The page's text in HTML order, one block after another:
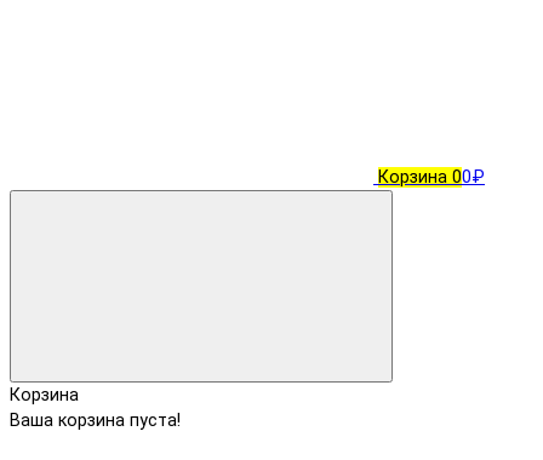
Корзина 00₽
Корзина
Ваша корзина пуста!